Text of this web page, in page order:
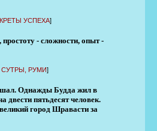
УСПЕХА]
- сложности, опыт -
РУМИ]
Однажды Будда жил в
пятьдесят человек.
город Шравасти за